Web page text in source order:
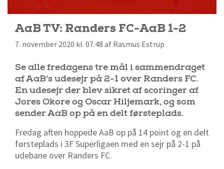
AaB TV: Randers FC-AaB 1-2
7. november 2020 kl. 07:48 af Rasmus Estrup
Se alle fredagens tre mål i sammendraget
af AaB's udesejr på 2-1 over Randers FC.
En udesejr der blev sikret af scoringer af
Jores Okore og Oscar Hiljemark, og som
sender AaB op på en delt førsteplads.
Fredag aften hoppede AaB op på 14 point og en delt
førsteplads i 3F Superligaen med en sejr på 2-1 på
udebane over Randers FC.